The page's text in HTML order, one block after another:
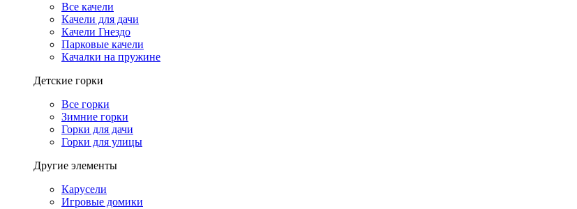
Все качели
Качели для дачи
Качели Гнездо
Парковые качели
Качалки на пружине
Детские горки
Все горки
Зимние горки
Горки для дачи
Горки для улицы
Другие элементы
Карусели
Игровые домики